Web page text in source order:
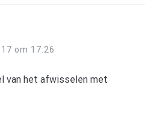
om 17:26
van het afwisselen met